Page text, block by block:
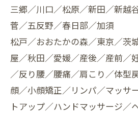
三郷／川口／松原／新田／新越
菅／五反野／春日部／加須
松戸／おおたかの森／東京／茨
屋／秋田／愛媛／産後／産前／
／反り腰／腰痛／肩こり／体型
顔／小顔矯正／リンパ／マッサ
トアップ／ハンドマッサージ／